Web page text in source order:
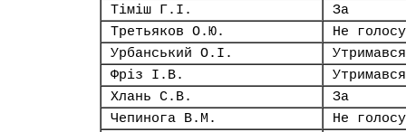
Тіміш Г.І.
За
Третьяков О.Ю.
Не
Урбанський О.І.
Утримався
Фріз І.В.
Утримався
Хлань С.В.
За
Чепинога В.М.
Не